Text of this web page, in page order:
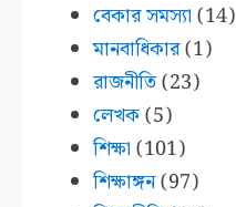
বেকার সমস্যা (14)
মানবাধিকার(1)
রাজনীতি(23)
লেখক(5)
শিক্ষা (101)
শিক্ষাঙ্গন(97)